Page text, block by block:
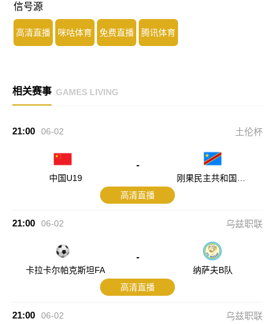
信号源
高清直播 咪咕体育 免费直播 腾讯体育
相关赛事 GAMES LIVING
21:00 06-02 土伦杯
中国U19
-
刚果民主共和国U2
高清直播
21:00 06-02 乌兹职联
卡拉卡尔帕克斯坦FA
-
纳萨夫B队
高清直播
21:00 06-02 乌兹职联